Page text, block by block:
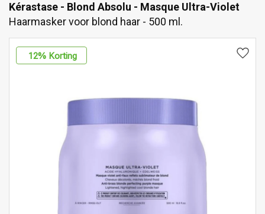
Merken Haarverzorging
Kérastase - Blond Absolu - Masque Ultra-Violet
Haarmasker voor blond haar - 500 ml.
12% Korting